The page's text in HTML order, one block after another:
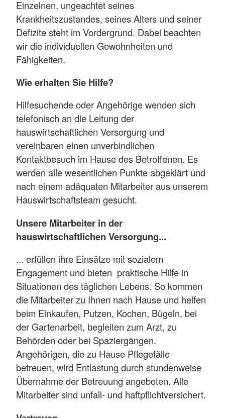
Einzelnen, ungeachtet seines
Krankheitszustandes, seines Alters und seiner
Defizite steht im Vordergrund. Dabei beachten
wir die individuellen Gewohnheiten und
Fähigkeiten.
Wie erhalten Sie Hilfe?
Hilfesuchende oder Angehörige wenden sich
telefonisch an die Leitung der
hauswirtschaftlichen Versorgung und
vereinbaren einen unverbindlichen
Kontaktbesuch im Hause des Betroffenen. Es
werden alle wesentlichen Punkte abgeklärt und
nach einem adäquaten Mitarbeiter aus unserem
Hauswirtschaftsteam gesucht.
Unsere Mitarbeiter in der
hauswirtschaftlichen Versorgung...
... erfüllen ihre Einsätze mit sozialem
Engagement und bieten praktische Hilfe in
Situationen des täglichen Lebens. So kommen
die Mitarbeiter zu Ihnen nach Hause und helfen
beim Einkaufen, Putzen, Kochen, Bügeln, bei
der Gartenarbeit, begleiten zum Arzt, zu
Behörden oder bei Spaziergängen.
Angehörigen, die zu Hause Pflegefälle
betreuen, wird Entlastung durch stundenweise
Übernahme der Betreuung angeboten. Alle
Mitarbeiter sind unfall- und haftpflichtversichert.